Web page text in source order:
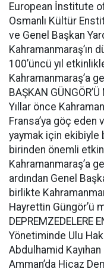
European İnstitute
Osmanlı Kültür
ve Genel Başkan
Kahramanmaraş’ın
100’üncü yıl
Kahramanmaraş’a
BAŞKAN
Yıllar önce
Fransa’ya göç eden
yaymak için
birinden önemli
Kahramanmaraş’a
ardından Genel
birlikte
Hayrettin Güngör’ü
DEPREMZEDELERE
Yönetiminde Ulu
Abdulhamid
Amman’da Hicaz